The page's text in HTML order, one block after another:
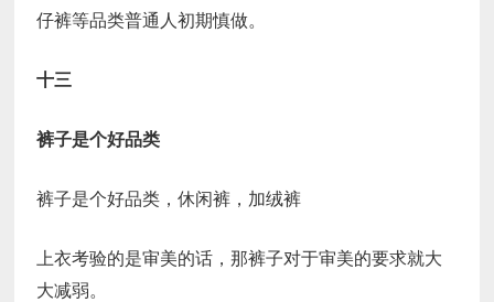
仔裤等品类普通人初期慎做。
十三
裤子是个好品类
裤子是个好品类，休闲裤，加绒裤
上衣考验的是审美的话，那裤子对于审美的要求就大
大减弱。